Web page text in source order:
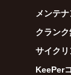
メンテ
クラン
サイク
KeePer